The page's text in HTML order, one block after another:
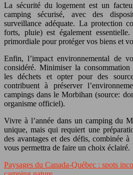
La sécurité du logement est un
camping sécurisé, avec des
surveillance adéquate. La protection
forts, pluie) est également essentielle.
primordiale pour protéger vos biens et
Enfin, l’impact environnemental de
considéré. Minimiser la consommation
les déchets et opter pour des
contribuent à préserver
campings dans le Morbihan (source:
organisme officiel).
Vivre à l’année dans un camping du
unique, mais qui requiert une
des avantages et des défis, combinée
vous permettra de faire un choix éclairé.
Paysages du Canada-Québec : spots